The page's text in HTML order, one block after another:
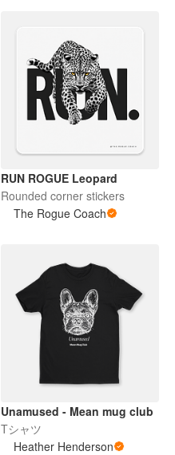
RUN ROGUE Leopard
Rounded corner stickers
The Rogue Coach
Unamused - Mean mug club
Tシャツ
Heather Henderson